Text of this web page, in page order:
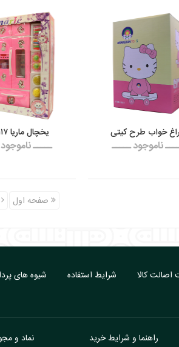
خواب طرح کیتی
ناموجود ـــــ
یخچال ماریا ۱۱۷ دورا
ـــــ
صفحه اول
کالا شرایط استفاده شیوه های
راهنما و شرایط خرید
نماد و